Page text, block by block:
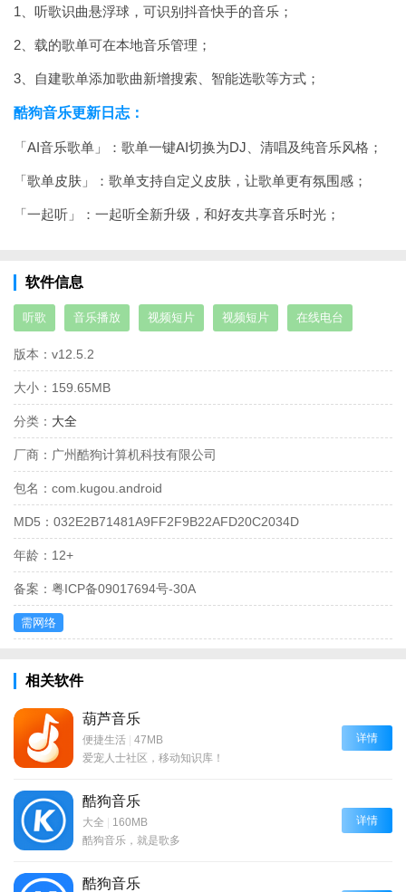
1、听歌识曲悬浮球，可识别抖音快手的音乐；
2、载的歌单可在本地音乐管理；
3、自建歌单添加歌曲新增搜索、智能选歌等方式；
酷狗音乐更新日志：
「AI音乐歌单」：歌单一键AI切换为DJ、清唱及纯音乐风格；
「歌单皮肤」：歌单支持自定义皮肤，让歌单更有氛围感；
「一起听」：一起听全新升级，和好友共享音乐时光；
软件信息
听歌 音乐播放 视频短片 视频短片 在线电台
版本： v12.5.2
大小： 159.65MB
分类： 大全
厂商： 广州酷狗计算机科技有限公司
包名： com.kugou.android
MD5： 032E2B71481A9FF2F9B22AFD20C2034D
年龄： 12+
备案： 粤ICP备09017694号-30A
需网络
相关软件
葫芦音乐
便捷生活 | 47MB
爱宠人士社区，移动知识库！
详情
酷狗音乐
大全 | 160MB
酷狗音乐，就是歌多
详情
酷狗音乐